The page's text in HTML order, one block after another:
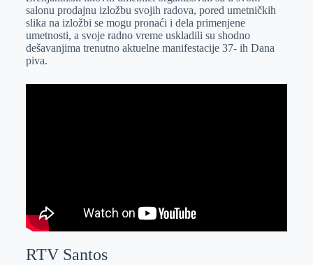
k
g
e
r
d
I
n
r
t
s
A
p
p
m
a
i
l
salonu prodajnu izložbu svojih radova, pored umetničkih
slika na izložbi se mogu pronaći i dela primenjene
umetnosti, a svoje radno vreme uskladili su shodno
dešavanjima trenutno aktuelne manifestacije 37- ih Dana
piva.
RTV Santos